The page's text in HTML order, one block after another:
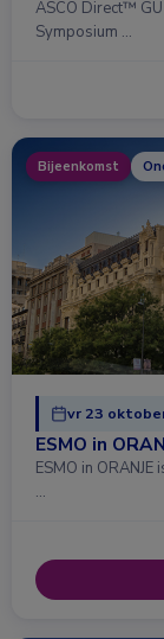
ASCO Direct™
Symposium …
Bijeenkomst
vr 23
ESMO in
ESMO in
…